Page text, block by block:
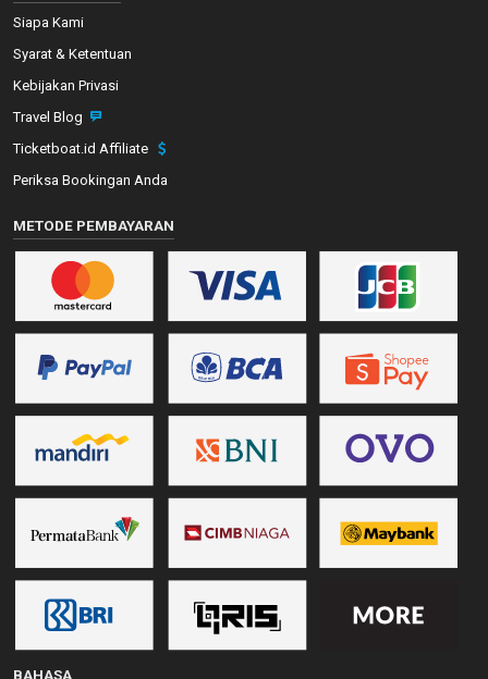
Siapa Kami
Syarat & Ketentuan
Kebijakan Privasi
Travel Blog
Ticketboat.id Affiliate
Periksa Bookingan Anda
METODE PEMBAYARAN
BAHASA